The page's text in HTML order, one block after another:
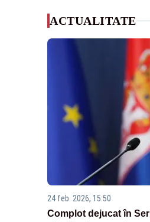
ACTUALITATE
24 feb. 2026, 15:50
Complot dejucat în